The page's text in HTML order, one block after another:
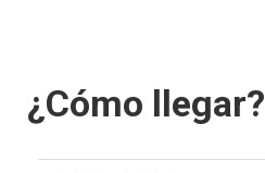
¿Cómo llegar?